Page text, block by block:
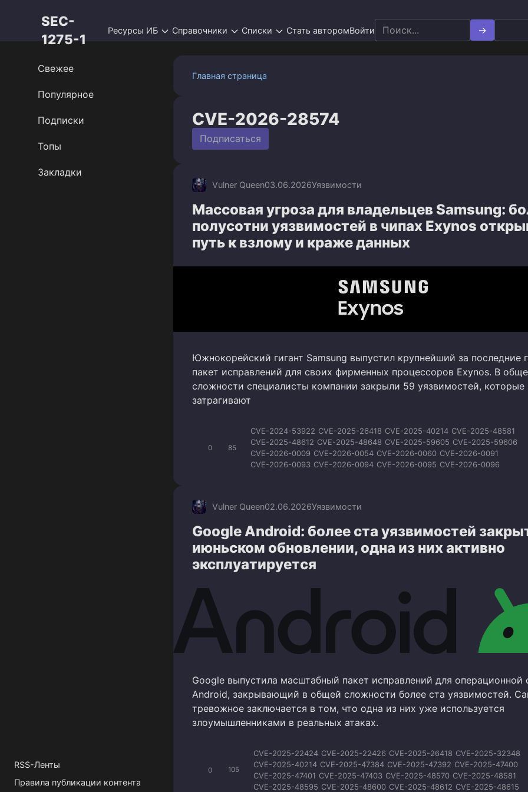
SEC-
1275-1
Ресурсы ИБ Справочники Списки Стать авторомВойти Search
for:
Главная страница
CVE-2026-28574
Подписаться
Vulner Queen03.06.2026Уязвимости
Массовая угроза для владельцев Samsung:
полусотни уязвимостей в чипах Exynos
путь к взлому и краже данных
Южнокорейский гигант Samsung выпустил крупнейший за последние
пакет исправлений для своих фирменных процессоров Exynos. В
сложности специалисты компании закрыли 59 уязвимостей, которые
затрагивают
0 85
CVE-2024-53922 CVE-2025-26418 CVE-2025-40214 CVE-2025-48581
CVE-2025-48612 CVE-2025-48648 CVE-2025-59605 CVE-2025-59606
CVE-2026-0009 CVE-2026-0054 CVE-2026-0060 CVE-2026-0091
CVE-2026-0093 CVE-2026-0094 CVE-2026-0095 CVE-2026-0096
CVE-2026-21028 CVE-2026-21029
CVE-2026-23788 CVE-2026-23789 CVE-2026-23790 CVE-2026-23791
CVE-2026-23793
CVE-2026-25276 CVE-2026-25277
CVE-2026-28573
CVE-2026-28574 CVE-2026-28577 CVE-2026-28578 CVE-2026-28580
CVE-2026-28581
CVE-2026-33968 CVE-2026-33970
Vulner Queen02.06.2026Уязвимости
Google Android: более ста уязвимостей
июньском обновлении, одна из них активно
эксплуатируется
Google выпустила масштабный пакет исправлений для операционной
Android, закрывающий в общей сложности более ста уязвимостей.
тревожное заключается в том, что одна из них уже используется
злоумышленниками в реальных атаках.
0 105
CVE-2025-22424 CVE-2025-22426 CVE-2025-26418 CVE-2025-32348
CVE-2025-40214 CVE-2025-47384 CVE-2025-47392 CVE-2025-47400
CVE-2025-47401 CVE-2025-47403 CVE-2025-48570 CVE-2025-48581
CVE-2025-48595 CVE-2025-48600 CVE-2025-48612 CVE-2025-48615
Свежее
Популярное
Подписки
Топы
Закладки
RSS-Ленты
Правила публикации контента